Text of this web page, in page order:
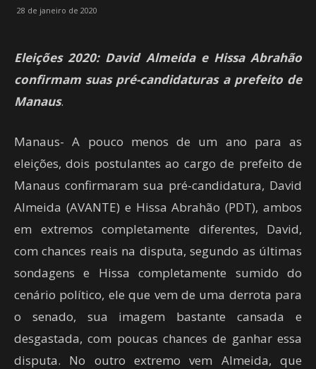
28 de janeiro de 2020
Eleições 2020: David Almeida e Hissa Abrahão
confirmam suas pré-candidaturas a prefeito de
Manaus.
Manaus- A pouco menos de um ano para as
eleições, dois postulantes ao cargo de prefeito de
Manaus confirmaram sua pré-candidatura, David
Almeida (AVANTE) e Hissa Abrahão (PDT), ambos
em extremos completamente diferentes, David,
com chances reais na disputa, segundo as últimas
sondagens e Hissa completamente sumido do
cenário político, ele que vem de uma derrota para
o senado, sua imagem bastante cansada e
desgastada, com poucas chances de ganhar essa
disputa. No outro extremo vem Almeida, que